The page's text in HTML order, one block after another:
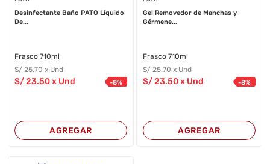
Desinfectante Baño PATO Líquido
De...
Frasco 710ml
S/25.70 x Und
S/23.50 x Und -8%
AGREGAR
Gel Removedor de Manchas y
Gérmene...
Frasco 710ml
S/25.70 x Und
S/23.50x Und -8%
AGREGAR